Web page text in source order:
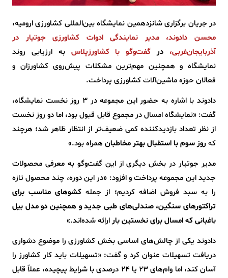
در جریان برگزاری شانزدهمین نمایشگاه بین‌المللی کشاورزی ارومیه،
محسن دادوند، مدیر نمایندگی ادوات کشاورزی جوتیار در
آذربایجان‌غربی، درگفت‌وگو با کشاورزپلاس به ارزیابی روند
نمایشگاه و همچنین مهم‌ترین مشکلات پیش‌روی کشاورزان و
فعالان حوزه ماشین‌آلات کشاورزی پرداخت.
دادوند با اشاره به حضور این مجموعه در 3 روز نخست نمایشگاه،
گفت: «نمایشگاه امسال در مجموع قابل قبول بود، اما دو روز نخست
از نظر تعداد بازدیدکننده کمی ضعیف‌تر از انتظار ظاهر شد؛ هرچند
کهروز سوم با استقبال بهتر مخاطبان همراه بود.»
مدیر جوتیار در بخش دیگری از این گفت‌وگو به معرفی محصولات
جدید این مجموعه پرداخت و افزود: «در این دوره، چند محصول تازه
را به سبد فروش اضافه کردیم؛ از جمله کشوهای مناسب برای
تراکتورهای سنگین، صندلی‌های طبی جدید و همچنین دو مدل بیل
باغبانی که امسال برای نخستین بارارائه شده‌اند.»
دادوند یکی از چالش‌های اساسی بخش کشاورزی را موضوع دشواری
دریافت تسهیلات عنوان کرد و گفت: «تسهیلات باید کار کشاورز را
آسان کند، اما وام‌های ۲۳ یا ۲۴ درصدی با شرایط پیچیده، عملاً قابل